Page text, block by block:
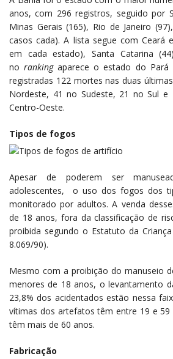
anos, com 296 registros, seguido por
Minas Gerais (165), Rio de Janeiro
casos cada). A lista segue com Ceará
em cada estado), Santa Catarina
norankingaparece o estado do Pará
registradas 122 mortes nas duas
Nordeste, 41 no Sudeste, 21 no Sul
Centro-Oeste.
Tipos de fogos
Apesar de poderem ser
adolescentes, o uso dos fogos dos
monitorado por adultos. A venda
de 18 anos, fora da classificação de
proibida segundo o Estatuto da
8.069/90).
Mesmo com a proibição do manuseio
menores de 18 anos, o levantamento
23,8% dos acidentados estão nessa
vítimas dos artefatos têm entre 19 e 59
têm mais de 60 anos.
Fabricação